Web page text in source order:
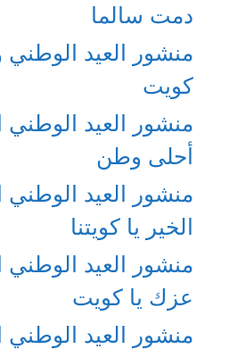
دمت سالما
منشور العيد الوطني
كويت
منشور العيد الوطني
أحلى وطن
منشور العيد الوطني
الخير يا كويتنا
منشور العيد الوطني
عزك يا كويت
منشور العيد الوطني